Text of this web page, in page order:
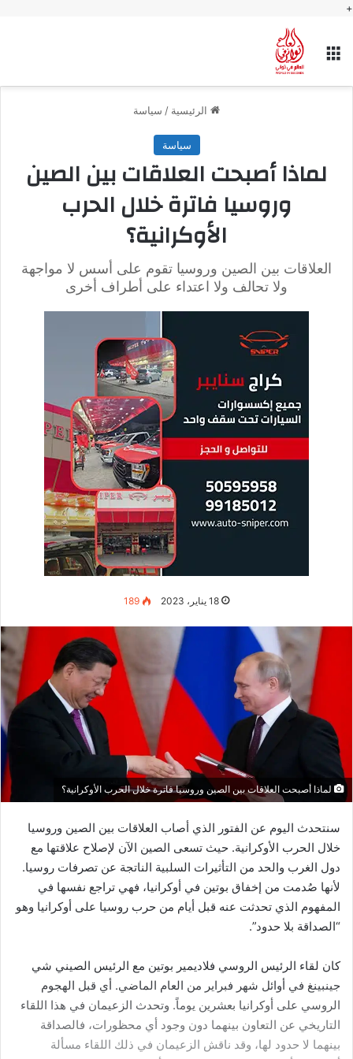
+
القائمة
الرئيسية / سياسة
سياسة
لماذا أصبحت العلاقات بين الصين
وروسيا فاترة خلال الحرب
الأوكرانية؟
العلاقات بين الصين وروسيا تقوم على أسس لا مواجهة
ولا تحالف ولا اعتداء على أطراف أخرى
18 يناير، 2023 189
لماذا أصبحت العلاقات بين الصين وروسيا فاترة خلال الحرب الأوكرانية؟
سنتحدث اليوم عن الفتور الذي أصاب العلاقات بين الصين وروسيا
خلال الحرب الأوكرانية. حيث تسعى الصين الآن لإصلاح علاقتها مع
دول الغرب والحد من التأثيرات السلبية الناتجة عن تصرفات روسيا.
لأنها صُدمت من إخفاق بوتين في أوكرانيا، فهي تراجع نفسها في
المفهوم الذي تحدثت عنه قبل أيام من حرب روسيا على أوكرانيا وهو
“الصداقة بلا حدود”.
كان لقاء الرئيس الروسي فلاديمير بوتين مع الرئيس الصيني شي
جينبينغ في أوائل شهر فبراير من العام الماضي. أي قبل الهجوم
الروسي على أوكرانيا بعشرين يوماً. وتحدث الزعيمان في هذا اللقاء
التاريخي عن التعاون بينهما دون وجود أي محظورات، فالصداقة
بينهما لا حدود لها، وقد ناقش الزعيمان في ذلك اللقاء مسألة